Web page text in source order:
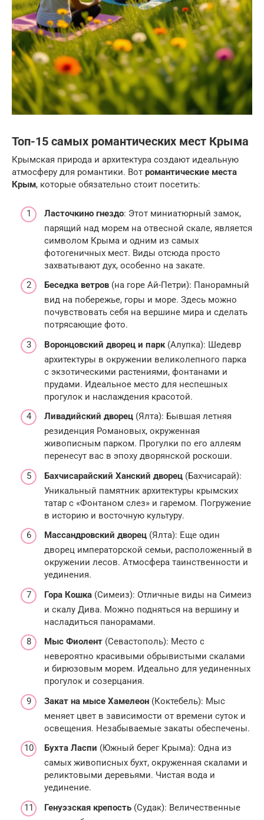
Топ-15 самых романтических мест Крыма
Крымская природа и архитектура создают идеальную
атмосферу для романтики. Вот романтические места
Крым, которые обязательно стоит посетить:
Ласточкино гнездо: Этот миниатюрный замок,
парящий над морем на отвесной скале, является
символом Крыма и одним из самых
фотогеничных мест. Виды отсюда просто
захватывают дух, особенно на закате.
Беседка ветров (на горе Ай-Петри): Панорамный
вид на побережье, горы и море. Здесь можно
почувствовать себя на вершине мира и сделать
потрясающие фото.
Воронцовский дворец и парк (Алупка): Шедевр
архитектуры в окружении великолепного парка
с экзотическими растениями, фонтанами и
прудами. Идеальное место для неспешных
прогулок и наслаждения красотой.
Ливадийский дворец (Ялта): Бывшая летняя
резиденция Романовых, окруженная
живописным парком. Прогулки по его аллеям
перенесут вас в эпоху дворянской роскоши.
Бахчисарайский Ханский дворец (Бахчисарай):
Уникальный памятник архитектуры крымских
татар с «Фонтаном слез» и гаремом. Погружение
в историю и восточную культуру.
Массандровский дворец (Ялта): Еще один
дворец императорской семьи, расположенный в
окружении лесов. Атмосфера таинственности и
уединения.
Гора Кошка (Симеиз): Отличные виды на Симеиз
и скалу Дива. Можно подняться на вершину и
насладиться панорамами.
Мыс Фиолент (Севастополь): Место с
невероятно красивыми обрывистыми скалами
и бирюзовым морем. Идеально для уединенных
прогулок и созерцания.
Закат на мысе Хамелеон (Коктебель): Мыс
меняет цвет в зависимости от времени суток и
освещения. Незабываемые закаты обеспечены.
Бухта Ласпи (Южный берег Крыма): Одна из
самых живописных бухт, окруженная скалами и
реликтовыми деревьями. Чистая вода и
уединение.
Генуэзская крепость (Судак): Величественные